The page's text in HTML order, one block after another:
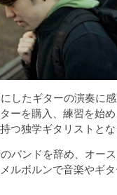
したギターの演奏に感
ーを購入、練習を始
つ独学ギタリストとな
バンドを辞め、オース
ルボルンで音楽やギ